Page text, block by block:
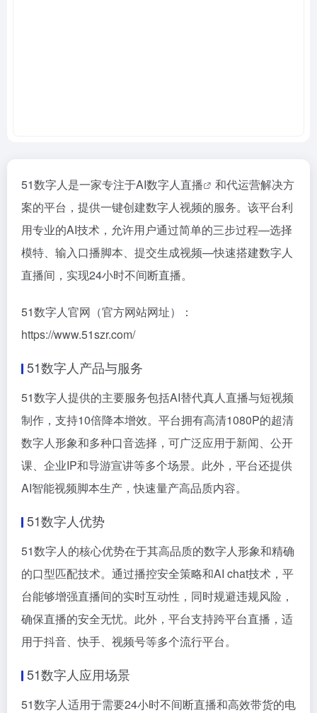
51数字人是一家专注于AI数字人直播
和代运营解决方
案的平台，提供一键创建数字人视频的服务。该平台利
用专业的AI技术，允许用户通过简单的三步过程—选择
模特、输入口播脚本、提交生成视频—快速搭建数字人
直播间，实现24小时不间断直播。
51数字人官网（官方网站网址）：
https://www.51szr.com/
51数字人产品与服务
51数字人提供的主要服务包括AI替代真人直播与短视频
制作，支持10倍降本增效。平台拥有高清1080P的超清
数字人形象和多种口音选择，可广泛应用于新闻、公开
课、企业IP和导游宣讲等多个场景。此外，平台还提供
AI智能视频脚本生产，快速量产高品质内容。
51数字人优势
51数字人的核心优势在于其高品质的数字人形象和精确
的口型匹配技术。通过播控安全策略和AI chat技术，平
台能够增强直播间的实时互动性，同时规避违规风险，
确保直播的安全无忧。此外，平台支持跨平台直播，适
用于抖音、快手、视频号等多个流行平台。
51数字人应用场景
51数字人适用于需要24小时不间断直播和高效带货的电